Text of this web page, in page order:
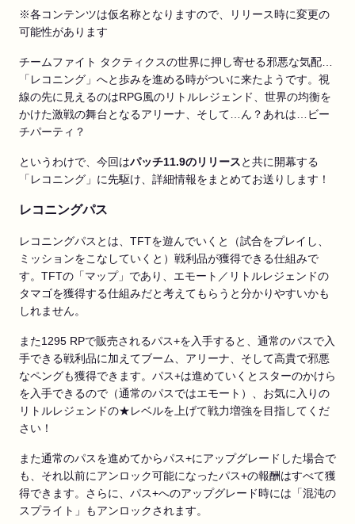
※各コンテンツは仮名称となりますので、リリース時に変更の
可能性があります
チームファイト タクティクスの世界に押し寄せる邪悪な気配…
「レコニング」へと歩みを進める時がついに来たようです。視
線の先に見えるのはRPG風のリトルレジェンド、世界の均衡を
かけた激戦の舞台となるアリーナ、そして…ん？あれは…ビー
チパーティ？
というわけで、今回はパッチ11.9のリリースと共に開幕する
「レコニング」に先駆け、詳細情報をまとめてお送りします！
レコニングパス
レコニングパスとは、TFTを遊んでいくと（試合をプレイし、
ミッションをこなしていくと）戦利品が獲得できる仕組みで
す。TFTの「マップ」であり、エモート／リトルレジェンドの
タマゴを獲得する仕組みだと考えてもらうと分かりやすいかも
しれません。
また1295 RPで販売されるパス+を入手すると、通常のパスで入
手できる戦利品に加えてブーム、アリーナ、そして高貴で邪悪
なペングも獲得できます。パス+は進めていくとスターのかけら
を入手できるので（通常のパスではエモート）、お気に入りの
リトルレジェンドの★レベルを上げて戦力増強を目指してくだ
さい！
また通常のパスを進めてからパス+にアップグレードした場合で
も、それ以前にアンロック可能になったパス+の報酬はすべて獲
得できます。さらに、パス+へのアップグレード時には「混沌の
スプライト」もアンロックされます。